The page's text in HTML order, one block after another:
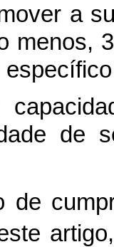
a
menos,
de